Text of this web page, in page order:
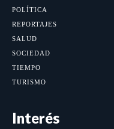
POLÍTICA
REPORTAJES
SALUD
SOCIEDAD
TIEMPO
TURISMO
Interés